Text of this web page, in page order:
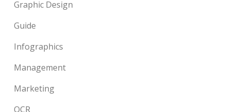
Graphic Design
Guide
Infographics
Management
Marketing
OCR